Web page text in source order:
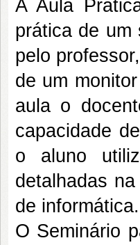
A Aula
prática de um
pelo
de um
aula o
capacidade
o aluno
detalhadas
de informática.
O Seminário